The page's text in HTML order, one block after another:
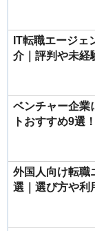
IT転職エージェ
介｜評判や未経
ベンチャー企業
トおすすめ9選
外国人向け転職
選｜選び方や利